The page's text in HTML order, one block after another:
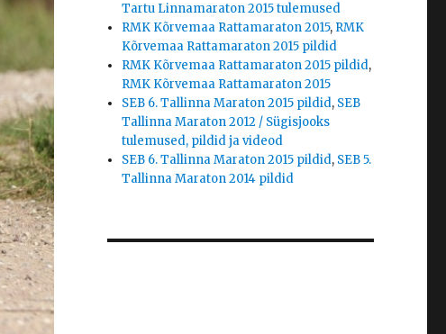
Tartu Linnamaraton 2015 tulemused
RMK Kõrvemaa Rattamaraton 2015, RMK
Kõrvemaa Rattamaraton 2015 pildid
RMK Kõrvemaa Rattamaraton 2015 pildid,
RMK Kõrvemaa Rattamaraton 2015
SEB 6. Tallinna Maraton 2015 pildid, SEB
Tallinna Maraton 2012 / Sügisjooks
tulemused, pildid ja videod
SEB 6. Tallinna Maraton 2015 pildid, SEB 5.
Tallinna Maraton 2014 pildid